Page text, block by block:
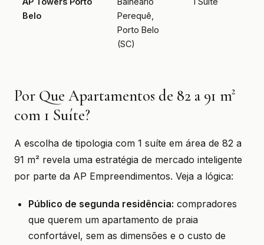
Belo
Perequê,
Porto Belo
(SC)
Por Que Apartamentos de 82 a 91 m²
com 1 Suíte?
A escolha de tipologia com 1 suíte em área de 82 a
91 m² revela uma estratégia de mercado inteligente
por parte da AP Empreendimentos. Veja a lógica:
Público de segunda residência: compradores
que querem um apartamento de praia
confortável, sem as dimensões e o custo de